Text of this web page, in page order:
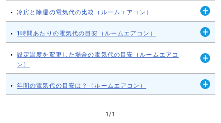
冷房と除湿の電気代の比較（ルームエアコン）
開
く
1時間あたりの電気代の目安（ルームエアコン）
開
く
設定温度を変更した場合の電気代の目安（ルームエアコ
ン）
く
年間の電気代の目安は？（ルームエアコン）
開
1 /1